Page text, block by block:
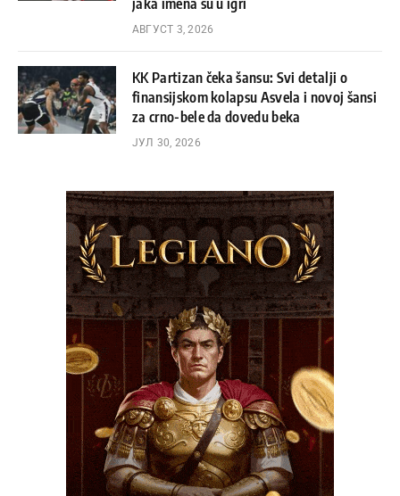
jaka imena su u igri
АВГУСТ 3, 2026
KK Partizan čeka šansu: Svi detalji o
finansijskom kolapsu Asvela i novoj šansi
za crno-bele da dovedu beka
ЈУЛ 30, 2026